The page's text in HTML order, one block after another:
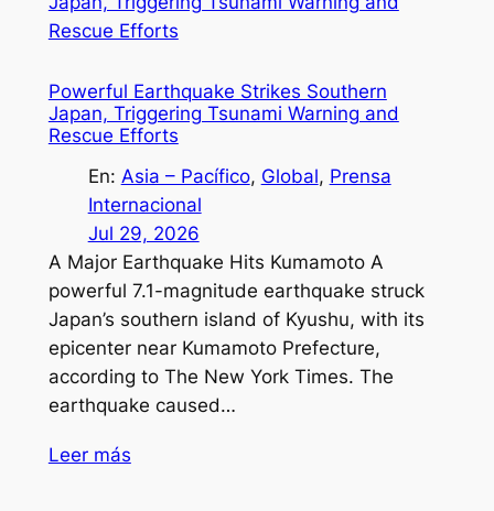
Powerful Earthquake Strikes Southern
Japan, Triggering Tsunami Warning and
Rescue Efforts
En: Asia – Pacífico, Global, Prensa
Internacional
Jul 29, 2026
A Major Earthquake Hits Kumamoto A
powerful 7.1-magnitude earthquake struck
Japan’s southern island of Kyushu, with its
epicenter near Kumamoto Prefecture,
according to The New York Times. The
earthquake caused…
Leer más